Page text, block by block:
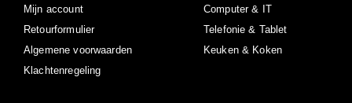
Mijn account
Retourformulier
Algemene voorwaarden
Klachtenregeling
Computer & IT
Telefonie & Tablet
Keuken & Koken